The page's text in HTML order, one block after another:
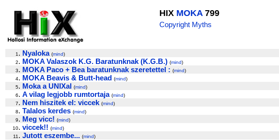
HIX MOKA799
Copyright Myths
1 . Nyaloka (mind)
2. MOKA Valaszok K.G. Baratunknak (K.G.B.) (mind)
3. MOKA Paco + Bea baratunknak szeretettel : (mind)
4. MOKA Beavis & Butt-head (mind)
5. Moka a UNIXal (mind)
6. A vilag legjobb rumtortaja (mind)
7. Nem hiszitek el: viccek (mind)
8. Talalos kerdes (mind)
9. Meg vicc! (mind)
10. viccek!! (mind)
11 . Jutott eszembe... (mind)